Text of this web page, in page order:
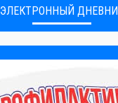
ЭЛЕКТРОННЫЙ